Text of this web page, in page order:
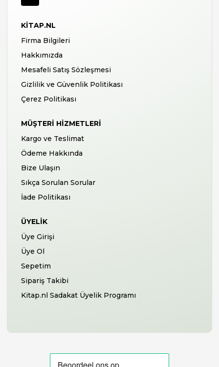
KITAP.NL
Firma Bilgileri
Hakkımızda
Mesafeli Satış Sözleşmesi
Gizlilik ve Güvenlik Politikası
Çerez Politikası
MÜŞTERI HIZMETLERI
Kargo ve Teslimat
Ödeme Hakkında
Bize Ulaşın
Sıkça Sorulan Sorular
İade Politikası
ÜYELIK
Üye Girişi
Üye Ol
Sepetim
Sipariş Takibi
Kitap.nl Sadakat Üyelik Programı